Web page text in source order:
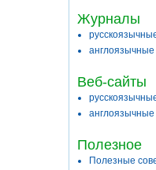
Журналы
англоязычные
Веб-сайты
англоязычные
Полезное
Полезные